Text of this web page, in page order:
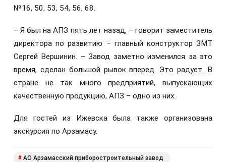
№16, 50, 53, 54, 56, 68.
– Я был на АПЗ пять лет назад, – говорит заместитель
директора по развитию – главный конструктор ЗМТ
Сергей Вершинин. – Завод заметно изменился за это
время, сделан большой рывок вперед. Это радует. В
стране не так много предприятий, выпускающих
качественную продукцию, АПЗ – одно из них.
Для гостей из Ижевска была также организована
экскурсия по Арзамасу.
# АО Арзамасский приборостроительный завод